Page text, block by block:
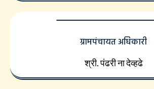
ग्रामपंचायत अधिकारी
श्री. पंढरी ना देव्हढे